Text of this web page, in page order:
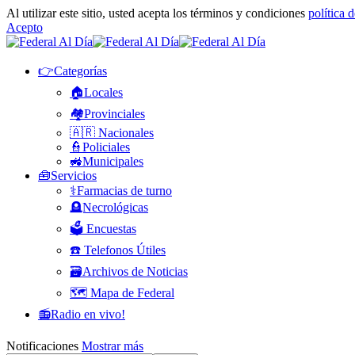
Al utilizar este sitio, usted acepta los términos y condiciones política
Acepto
👉Categorías
🏠Locales
🏘️Provinciales
🇦🇷 Nacionales
👮Policiales
🚜Municipales
🧰Servicios
⚕️Farmacias de turno
🪦Necrológicas
🗳️ Encuestas
☎️ Telefonos Útiles
🗃️Archivos de Noticias
🗺️ Mapa de Federal
📻Radio en vivo!
Notificaciones Mostrar más